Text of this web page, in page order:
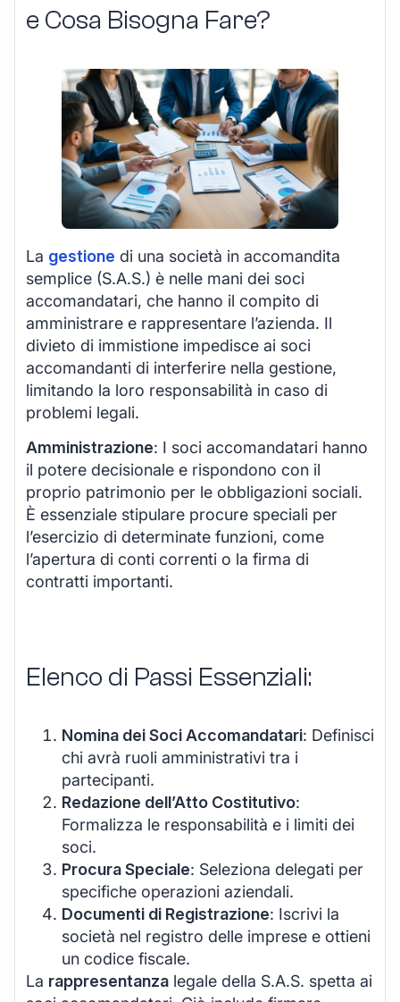
e Cosa Bisogna Fare?
La gestione di una società in accomandita
semplice (S.A.S.) è nelle mani dei soci
accomandatari, che hanno il compito di
amministrare e rappresentare l’azienda. Il
divieto di immistione impedisce ai soci
accomandanti di interferire nella gestione,
limitando la loro responsabilità in caso di
problemi legali.
Amministrazione: I soci accomandatari hanno
il potere decisionale e rispondono con il
proprio patrimonio per le obbligazioni sociali.
È essenziale stipulare procure speciali per
l’esercizio di determinate funzioni, come
l’apertura di conti correnti o la firma di
contratti importanti.
Elenco di Passi Essenziali:
Nomina dei Soci Accomandatari: Definisci
chi avrà ruoli amministrativi tra i
partecipanti.
Redazione dell’Atto Costitutivo:
Formalizza le responsabilità e i limiti dei
soci.
Procura Speciale: Seleziona delegati per
specifiche operazioni aziendali.
Documenti di Registrazione: Iscrivi la
società nel registro delle imprese e ottieni
un codice fiscale.
La rappresentanza legale della S.A.S. spetta ai